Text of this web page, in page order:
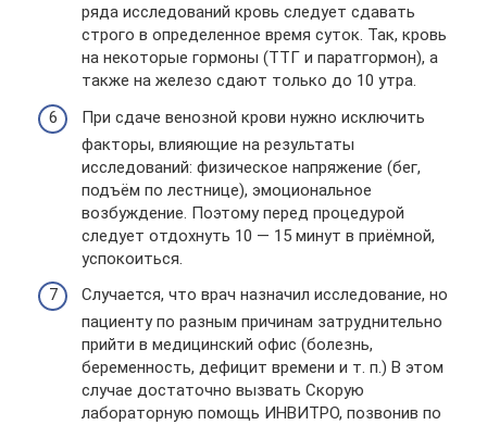
ряда исследований кровь следует сдавать
строго в определенное время суток. Так, кровь
на некоторые гормоны (ТТГ и паратгормон), а
также на железо сдают только до 10 утра.
При сдаче венозной крови нужно исключить
факторы, влияющие на результаты
исследований: физическое напряжение (бег,
подъём по лестнице), эмоциональное
возбуждение. Поэтому перед процедурой
следует отдохнуть 10 — 15 минут в приёмной,
успокоиться.
Случается, что врач назначил исследование, но
пациенту по разным причинам затруднительно
прийти в медицинский офис (болезнь,
беременность, дефицит времени и т. п.) В этом
случае достаточно вызвать Скорую
лабораторную помощь ИНВИТРО, позвонив по